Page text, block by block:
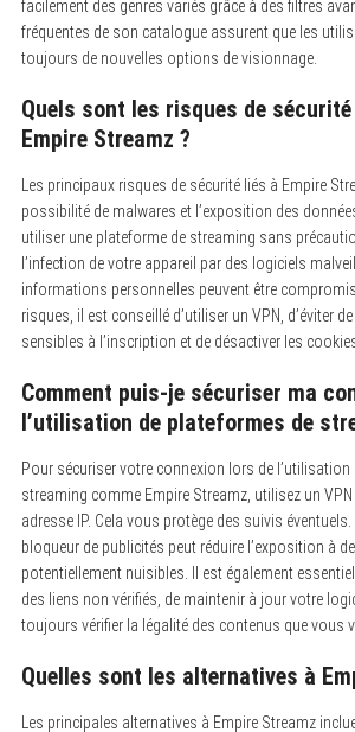
facilement des genres variés grâce à des filtres
fréquentes de son catalogue assurent que les
toujours de nouvelles options de visionnage.
Quels sont les risques de
Empire Streamz ?
Les principaux risques de sécurité liés à Empire
possibilité de malwares et l’exposition des
utiliser une plateforme de streaming sans
l’infection de votre appareil par des logiciels
informations personnelles peuvent être
risques, il est conseillé d’utiliser un VPN, d’éviter
sensibles à l’inscription et de désactiver les
Comment puis-je sécuriser ma
l’utilisation de plateformes de
Pour sécuriser votre connexion lors de
streaming comme Empire Streamz, utilisez un
adresse IP. Cela vous protège des suivis
bloqueur de publicités peut réduire l’exposition à
potentiellement nuisibles. Il est également
des liens non vérifiés, de maintenir à jour votre
toujours vérifier la légalité des contenus que vous
Quelles sont les alternatives à
Les principales alternatives à Empire Streamz